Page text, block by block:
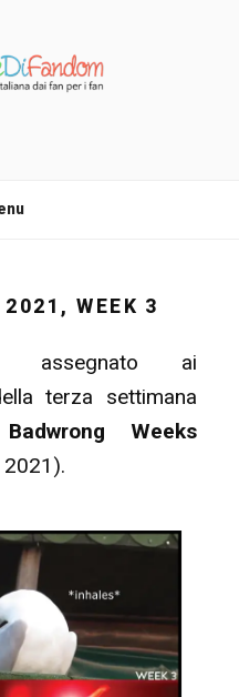
2021, WEEK 3
assegnato ai
terza settimana
Badwrong Weeks